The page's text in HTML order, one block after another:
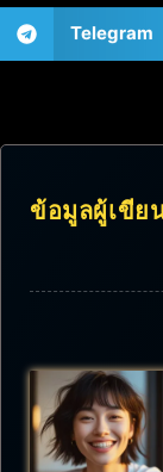
Telegram
ข้อมูลผู้เขีย